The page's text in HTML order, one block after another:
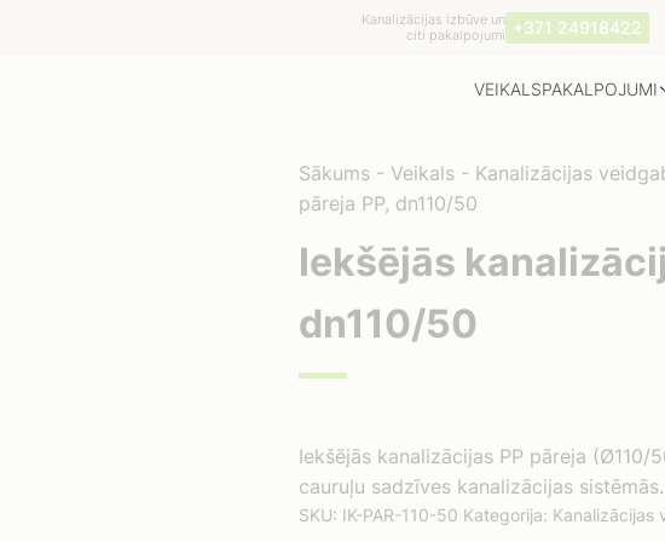
Kanalizācijas izbūve un
citi pakalpojumi +371 24918422
VEIKALSPAKALPOJUMI
Sākums- Veikals- Kanalizācijas
pāreja PP, dn110/50
Iekšējās
dn110/50
Iekšējās kanalizācijas PP pāreja
cauruļu sadzīves kanalizācijas sistēmās.
SKU: IK-PAR-110-50 Kategorija: Kanalizācijas